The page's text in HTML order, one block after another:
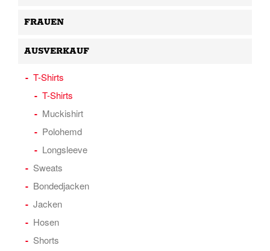
FRAUEN
AUSVERKAUF
T-Shirts
T-Shirts
Muckishirt
Polohemd
Longsleeve
Sweats
Bondedjacken
Jacken
Hosen
Shorts